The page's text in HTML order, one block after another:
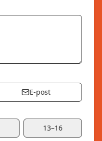
E-post
13–16